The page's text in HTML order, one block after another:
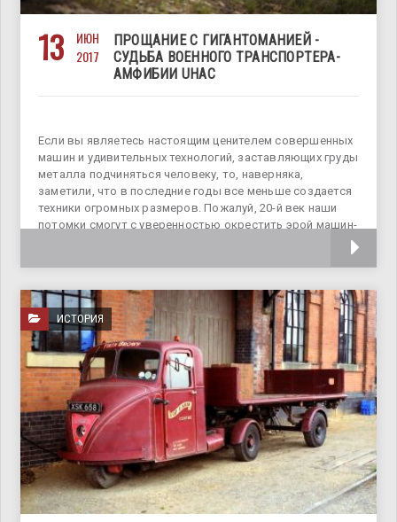
13
ИЮН
2017
ПРОЩАНИЕ С ГИГАНТОМАНИЕЙ -
СУДЬБА ВОЕННОГО ТРАНСПОРТЕРА-
АМФИБИИ UHAC
Если вы являетесь настоящим ценителем совершенных
машин и удивительных технологий, заставляющих груды
металла подчиняться человеку, то, наверняка,
заметили, что в последние годы все меньше создается
техники огромных размеров. Пожалуй, 20-й век наши
потомки смогут с уверенностью окрестить эрой машин-
ИСТОРИЯ